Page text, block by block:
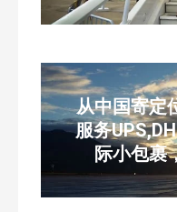
从中国寄定
服务
际小包裹